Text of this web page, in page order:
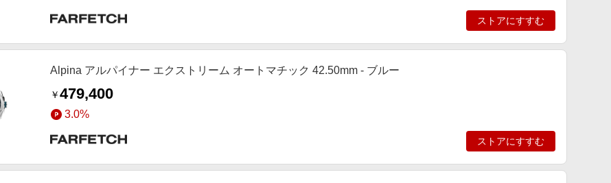
ストアにすすむ
Alpina アルパイナー エクストリーム オートマチック 42.50mm - ブルー
￥479,400
3.0%
ストアにすすむ